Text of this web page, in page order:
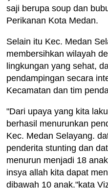
saji berupa soup dan
Perikanan Kota Medan.
Selain itu Kec. Medan
membersihkan wilayah
lingkungan yang sehat,
pendampingan secara
Kecamatan dan tim
"Dari upaya yang kita
berhasil menurunkan
Kec. Medan Selayang.
penderita stunting dan
menurun menjadi 18
insya allah kita dapat
dibawah 10 anak."kata